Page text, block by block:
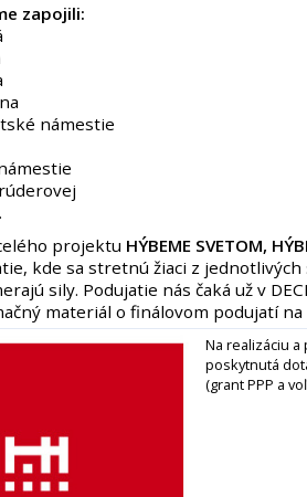
zapojili:
námestie
projektu HÝBEME SVETOM,
kde sa stretnú žiaci z
sily. Podujatie nás čaká už v
materiál o finálovom podujatí
Na realizáciu
poskytnutá
(grant PPP a